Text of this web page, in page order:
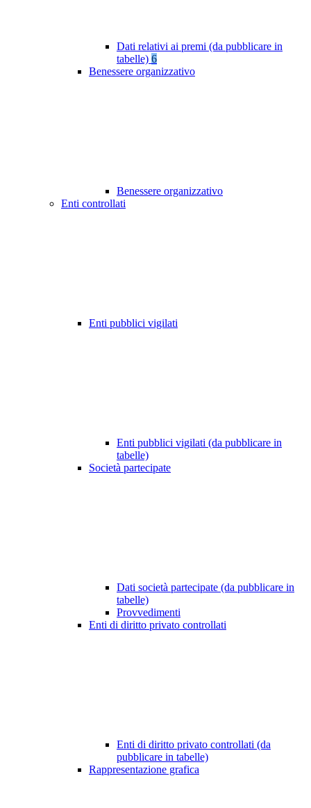
Dati relativi ai premi (da pubblicare in
tabelle) 6
Benessere organizzativo
Benessere organizzativo
Enti controllati
Enti pubblici vigilati
Enti pubblici vigilati (da pubblicare in
tabelle)
Società partecipate
Dati società partecipate (da pubblicare in
tabelle)
Provvedimenti
Enti di diritto privato controllati
Enti di diritto privato controllati (da
pubblicare in tabelle)
Rappresentazione grafica